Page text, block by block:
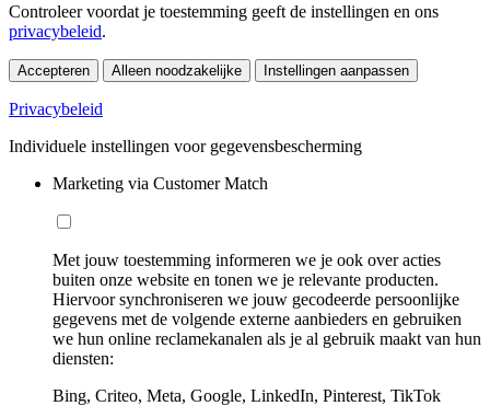
Controleer voordat je toestemming geeft de instellingen en ons
privacybeleid.
Accepteren Alleen noodzakelijke Instellingen aanpassen
Privacybeleid
Individuele instellingen voor gegevensbescherming
Marketing via Customer Match
Met jouw toestemming informeren we je ook over acties
buiten onze website en tonen we je relevante producten.
Hiervoor synchroniseren we jouw gecodeerde persoonlijke
gegevens met de volgende externe aanbieders en gebruiken
we hun online reclamekanalen als je al gebruik maakt van hun
diensten:
Bing, Criteo, Meta, Google, LinkedIn, Pinterest, TikTok